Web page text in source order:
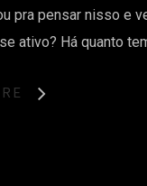
pra pensar nisso e
ativo? Há quanto